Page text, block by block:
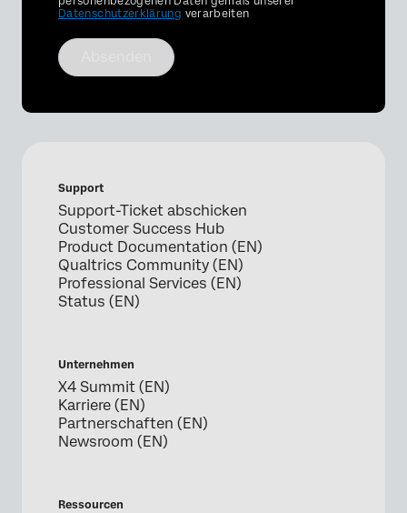
Datenschutzerklärung verarbeiten
Support
Support-Ticket abschicken
Customer Success Hub
Product Documentation (EN)
Qualtrics Community (EN)
Professional Services (EN)
Status (EN)
Unternehmen
X4 Summit (EN)
Karriere (EN)
Partnerschaften (EN)
Newsroom (EN)
Ressourcen